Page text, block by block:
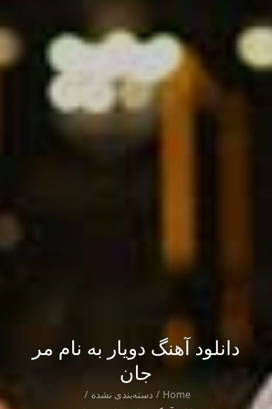
دانلود آهنگ دویار به نام مر
جان
Home
دسته‌بندی نشده